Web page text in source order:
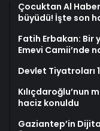
Çocuktan Al
büyüdü! İşte son
Fatih Erbakan: Bir
Emevi Camii’nde
Devlet Tiyatroları
Kılıçdaroğlu’nun
haciz konuldu
Gaziantep’in